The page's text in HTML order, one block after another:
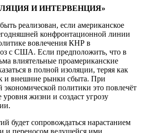
И ИНТЕРВЕНЦИЯ»
реализован, если американское
конфронтационной линии
вовлечения КНР в
с США. Если предположить, что в
влиятельные проамериканские
в полной изоляции, теряя как
и внешние рынки сбыта. При
политики это повлечёт
жизни и создаст угрозу
будет сопровождаться нарастанием
и переносом ведущейся ими